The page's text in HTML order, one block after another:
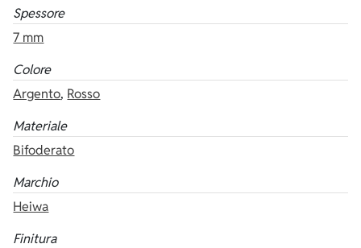
Spessore
7 mm
Colore
Argento, Rosso
Materiale
Bifoderato
Marchio
Heiwa
Finitura